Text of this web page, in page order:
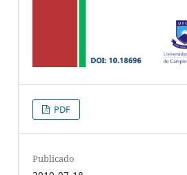
PDF
Publicado